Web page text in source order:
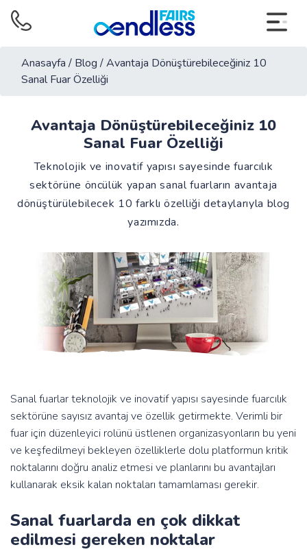
Anasayfa / Blog /Avantaja Dönüştürebileceğiniz 10
Sanal Fuar Özelliği
Avantaja Dönüştürebileceğiniz 10
Sanal Fuar Özelliği
Teknolojik ve inovatif yapısı sayesinde fuarcılık
sektörüne öncülük yapan sanal fuarların avantaja
dönüştürülebilecek 10 farklı özelliği detaylarıyla blog
yazımızda.
Sanal fuarlar teknolojik ve inovatif yapısı sayesinde fuarcılık
sektörüne sayısız avantaj ve özellik getirmekte. Verimli bir
fuar için düzenleyici rolünü üstlenen organizasyonların bu yeni
ve keşfedilmeyi bekleyen özelliklerle dolu platformun kritik
noktalarını doğru analiz etmesi ve planlarını bu avantajları
kullanarak eksik kalan noktaları tamamlaması gerekir.
Sanal fuarlarda en çok dikkat
edilmesi gereken noktalar